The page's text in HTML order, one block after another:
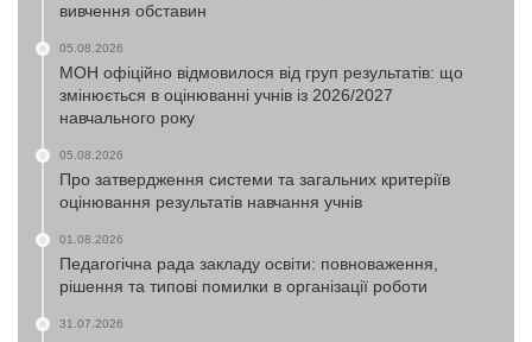
вивчення обставин
05.08.2026
МОН офіційно відмовилося від груп результатів: що
змінюється в оцінюванні учнів із 2026/2027
навчального року
05.08.2026
Про затвердження системи та загальних критеріїв
оцінювання результатів навчання учнів
01.08.2026
Педагогічна рада закладу освіти: повноваження,
рішення та типові помилки в організації роботи
31.07.2026